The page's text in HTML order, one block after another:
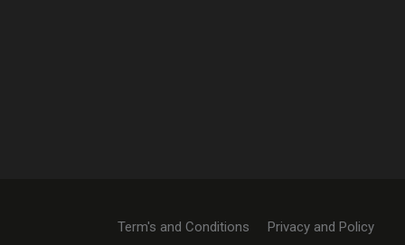
Term's and Conditions Privacy and Policy